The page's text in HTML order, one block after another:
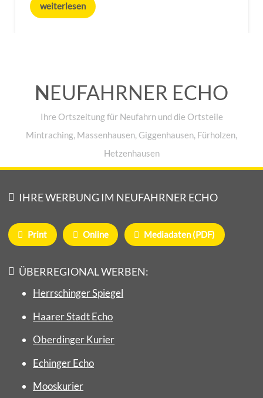
weiterlesen
NEUFAHRNER ECHO
Ihre Ortszeitung für Neufahrn und die Ortsteile
Mintraching, Massenhausen, Giggenhausen, Fürholzen,
Hetzenhausen
IHRE WERBUNG IM NEUFAHRNER ECHO
Print Online Mediadaten (PDF)
ÜBERREGIONAL WERBEN:
Herrschinger Spiegel
Haarer Stadt Echo
Oberdinger Kurier
Echinger Echo
Mooskurier